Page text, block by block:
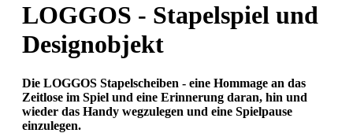
LOGGOS - Stapelspiel und
Designobjekt
Die LOGGOS Stapelscheiben - eine Hommage an das
Zeitlose im Spiel und eine Erinnerung daran, hin und
wieder das Handy wegzulegen und eine Spielpause
einzulegen.